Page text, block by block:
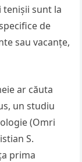
tenişii sunt la
de
sau vacanţe,
ar căuta
un studiu
(Omri
S.
prima